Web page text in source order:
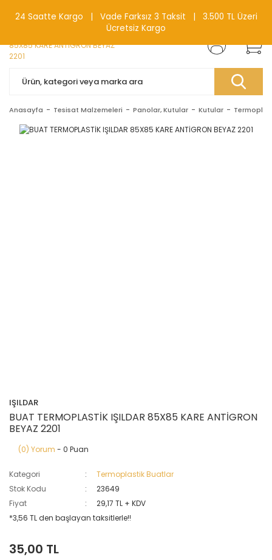
0(212) 240 87 88
Anasayfa Tesisat Malzemeleri Panolar, Kutular Kutular
IŞILDAR
BUAT TERMOPLASTİK IŞILDAR 85X85 KARE ANTİGRON
BEYAZ 2201
(0) Yorum - 0 Puan
Kategori
Termoplastik Buatlar
Stok Kodu
23649
Fiyat
29,17 TL + KDV
*3,56 TL den başlayan taksitlerle!!
35,00 TL
24 Saatte Kargo | Vade Farksız 3 Taksit | 3.500 TL Üzeri
Ücretsiz Kargo